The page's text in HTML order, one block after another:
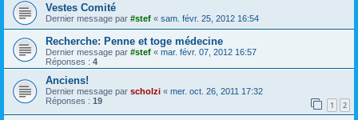
Vestes Comité
Dernier message par #stef « sam. févr. 25, 2012 16:54
Recherche: Penne et toge médecine
Dernier message par #stef « mar. févr. 07, 2012 16:57
Réponses : 4
Anciens!
Dernier message par scholzi « mer. oct. 26, 2011 17:32
Réponses : 19 1 2